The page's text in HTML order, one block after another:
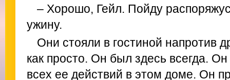
– Хорошо, Гейл. Пойду
ужину.
Они стояли в гостиной напротив
как просто. Он был здесь всегда.
всех ее действий в этом доме. Он